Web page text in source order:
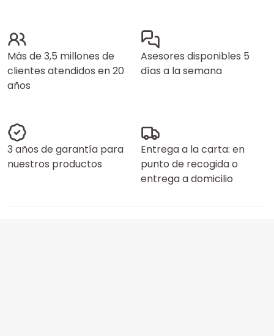
Más de 3,5 millones de
clientes atendidos en 20
años
Asesores disponibles 5
días a la semana
3 años de garantía para
nuestros productos
Entrega a la carta: en
punto de recogida o
entrega a domicilio